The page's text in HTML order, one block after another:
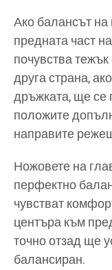
Ако балансът
предната част
почувства
друга страна,
дръжката, ще се
положите
направите
Ножовете на
перфектно
чувстват
центъра към
точно отзад ще
балансиран.